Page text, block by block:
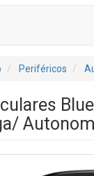
Periféricos